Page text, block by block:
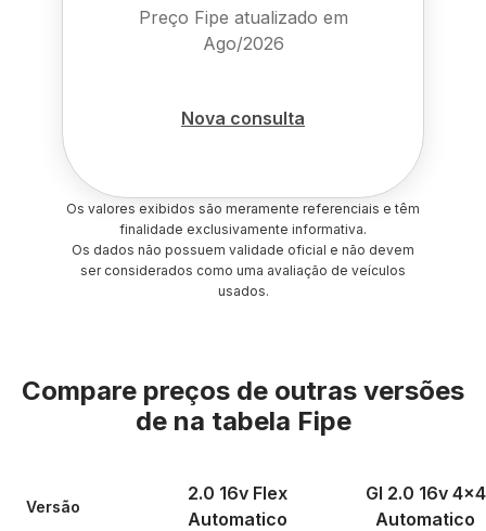
Preço Fipe atualizado em
Ago/2026
Nova consulta
Os valores exibidos são meramente referenciais e têm
finalidade exclusivamente informativa.
Os dados não possuem validade oficial e não devem
ser considerados como uma avaliação de veículos
usados.
Compare preços de outras versões
de na tabela Fipe
Versão
2.0 16v Flex
Automatico
Gl 2.0 16v 4x4
Automatico